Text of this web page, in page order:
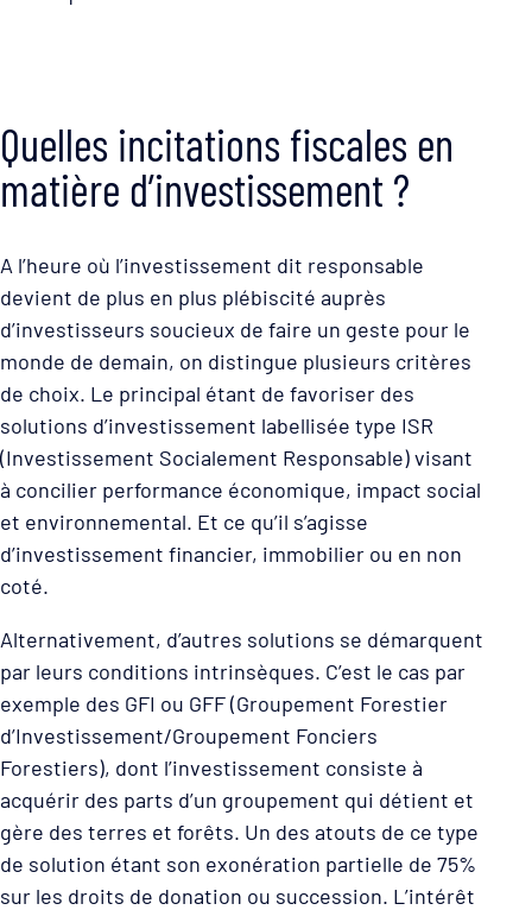
Quelles incitations fiscales en
matière d’investissement ?
A l’heure où l’investissement dit responsable
devient de plus en plus plébiscité auprès
d’investisseurs soucieux de faire un geste pour le
monde de demain, on distingue plusieurs critères
de choix. Le principal étant de favoriser des
solutions d’investissement labellisée type ISR
(Investissement Socialement Responsable) visant
à concilier performance économique, impact social
et environnemental. Et ce qu’il s’agisse
d’investissement financier, immobilier ou en non
coté.
Alternativement, d’autres solutions se démarquent
par leurs conditions intrinsèques. C’est le cas par
exemple des GFI ou GFF (Groupement Forestier
d’Investissement/Groupement Fonciers
Forestiers), dont l’investissement consiste à
acquérir des parts d’un groupement qui détient et
gère des terres et forêts. Un des atouts de ce type
de solution étant son exonération partielle de 75%
sur les droits de donation ou succession. L’intérêt